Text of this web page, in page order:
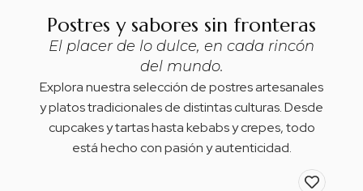
Postres y sabores sin fronteras
El placer de lo dulce, en cada rincón
del mundo.
Explora nuestra selección de postres artesanales
y platos tradicionales de distintas culturas. Desde
cupcakes y tartas hasta kebabs y crepes, todo
está hecho con pasión y autenticidad.